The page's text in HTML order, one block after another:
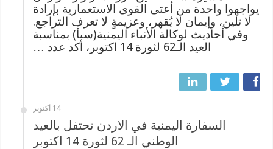
يواجهوا واحدة من أعتى القوى الاستعمارية بإرادة
لا تلين، وإيمان لا يُقهر، وعزيمةٍ لا تعرف التراجع.
وفي أحاديث لوكالة الأنباء اليمنية(سبأ) بمناسبة
العيد الـ62 لثورة 14 اكتوبر، أكد عدد …
14 أكتوبر
السفارة اليمنية في الاردن تحتفل بالعيد
الوطني الـ 62 لثورة 14 اكتوبر